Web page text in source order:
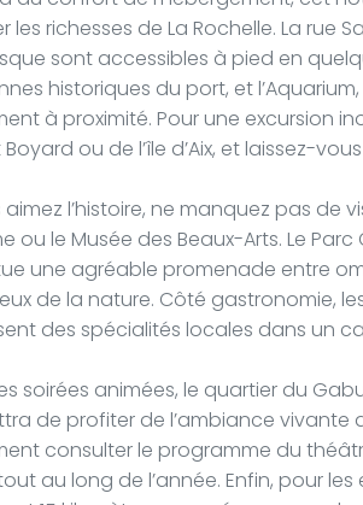
les richesses de La Rochelle. La rue
sont accessibles à pied en
historiques du port, et
à proximité. Pour une excursion
Boyard ou de l’île d’Aix, et laissez-
aimez l’histoire, ne manquez pas de
ou le Musée des Beaux-Arts. Le
une agréable promenade entre
de la nature. Côté gastronomie,
des spécialités locales dans un
soirées animées, le quartier du
de profiter de l’ambiance vivante
consulter le programme du
au long de l’année. Enfin, pour les